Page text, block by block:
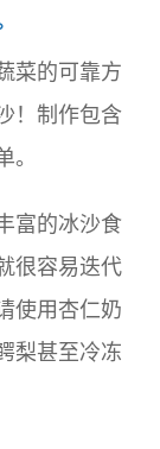
菜的可靠方
！制作包含
。
富的冰沙食
很容易迭代
使用杏仁奶
梨甚至冷冻